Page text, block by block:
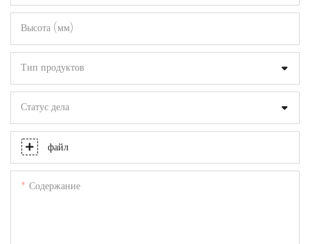
Высота (мм)
Тип продуктов
Статус дела
файл
Содержание